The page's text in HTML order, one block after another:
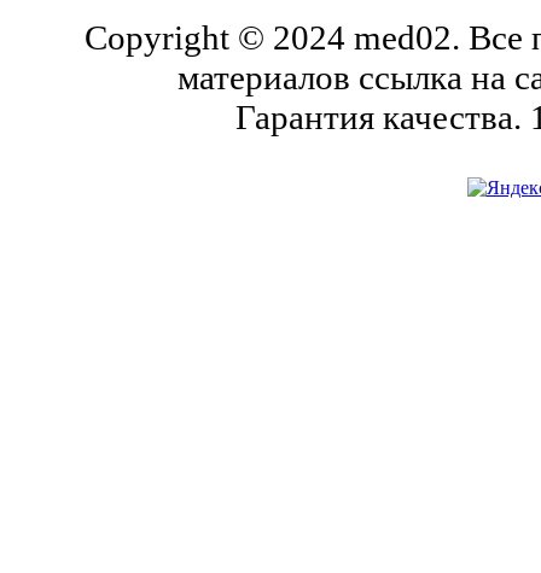
Copyright © 2024 med02. Все
материалов ссылка на
Гарантия